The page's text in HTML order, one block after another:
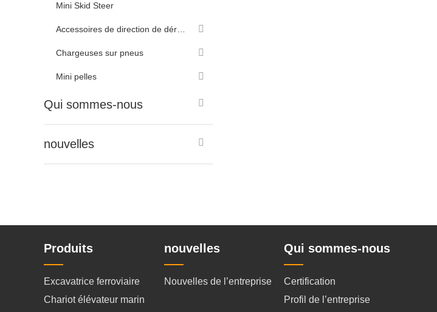
Mini Skid Steer
Chargeuses sur pneus
Mini pelles
Qui sommes-nous
nouvelles
Produits
Excavatrice ferroviaire
Chariot élévateur marin
nouvelles
Nouvelles de l’entreprise
Qui sommes-nous
Certification
Profil de l’entreprise